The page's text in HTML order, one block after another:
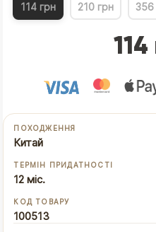
114 грн 210 грн 356
ПОХОДЖЕННЯ
Китай
ТЕРМІН ПРИДАТНОСТІ
12 міс.
КОД ТОВАРУ
100513